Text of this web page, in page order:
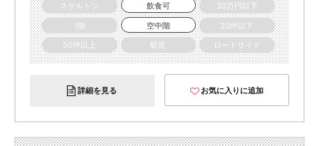
スケルトン
飲食可
30万円以下
1階
空中階
20坪以下
50坪以上
駅近 ロードサイド
詳細を見る お気に入りに追加